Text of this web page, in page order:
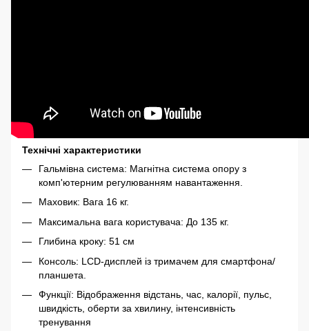
Технічні характеристики
Гальмівна система: Магнітна система опору з
комп'ютерним регулюванням навантаження.
Маховик: Вага 16 кг.
Максимальна вага користувача: До 135 кг.
Глибина кроку: 51 см
Консоль: LCD-дисплей із тримачем для смартфона/
планшета.
Функції: Відображення відстань, час, калорії, пульс,
швидкість, оберти за хвилину, інтенсивність
тренування